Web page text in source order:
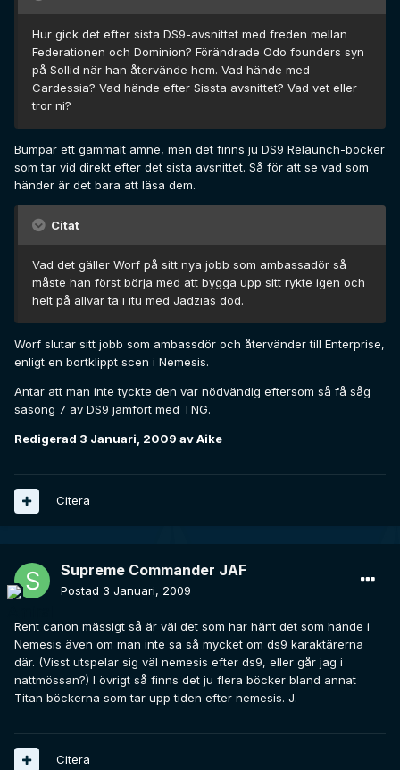
Hur gick det efter sista DS9-avsnittet med freden mellan
Federationen och Dominion? Förändrade Odo founders syn
på Sollid när han återvände hem. Vad hände med
Cardessia? Vad hände efter Sissta avsnittet? Vad vet eller
tror ni?
Bumpar ett gammalt ämne, men det finns ju DS9 Relaunch-böcker
som tar vid direkt efter det sista avsnittet. Så för att se vad som
händer är det bara att läsa dem.
Citat
Vad det gäller Worf på sitt nya jobb som ambassadör så
måste han först börja med att bygga upp sitt rykte igen och
helt på allvar ta i itu med Jadzias död.
Worf slutar sitt jobb som ambassdör och återvänder till Enterprise,
enligt en bortklippt scen i Nemesis.
Antar att man inte tyckte den var nödvändig eftersom så få såg
säsong 7 av DS9 jämfört med TNG.
Redigerad 3 Januari, 2009 av Aike
Citera
Supreme Commander JAF
Postad 3 Januari, 2009
Rent canon mässigt så är väl det som har hänt det som hände i
Nemesis även om man inte sa så mycket om ds9 karaktärerna
där. (Visst utspelar sig väl nemesis efter ds9, eller går jag i
nattmössan?) I övrigt så finns det ju flera böcker bland annat
Titan böckerna som tar upp tiden efter nemesis. J.
Citera